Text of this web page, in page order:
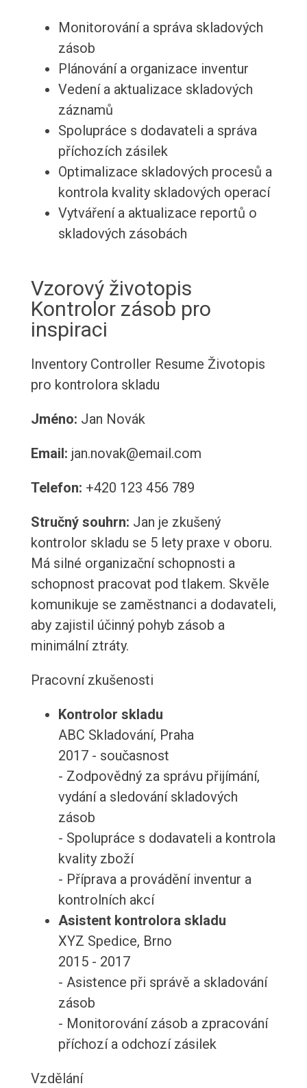
Monitorování a správa skladových
zásob
Plánování a organizace inventur
Vedení a aktualizace skladových
záznamů
Spolupráce s dodavateli a správa
příchozích zásilek
Optimalizace skladových procesů a
kontrola kvality skladových operací
Vytváření a aktualizace reportů o
skladových zásobách
Vzorový životopis
Kontrolor zásob pro
inspiraci
Inventory Controller Resume Životopis
pro kontrolora skladu
Jméno: Jan Novák
Email: jan.novak@email.com
Telefon: +420 123 456 789
Stručný souhrn: Jan je zkušený
kontrolor skladu se 5 lety praxe v oboru.
Má silné organizační schopnosti a
schopnost pracovat pod tlakem. Skvěle
komunikuje se zaměstnanci a dodavateli,
aby zajistil účinný pohyb zásob a
minimální ztráty.
Pracovní zkušenosti
Kontrolor skladu
ABC Skladování, Praha
2017 - současnost
- Zodpovědný za správu přijímání,
vydání a sledování skladových
zásob
- Spolupráce s dodavateli a kontrola
kvality zboží
- Příprava a provádění inventur a
kontrolních akcí
Asistent kontrolora skladu
XYZ Spedice, Brno
2015 - 2017
- Asistence při správě a skladování
zásob
- Monitorování zásob a zpracování
příchozí a odchozí zásilek
Vzdělání